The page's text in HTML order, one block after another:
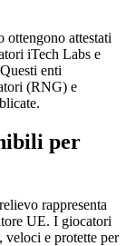
attestati
iTech Labs e
enti
(RNG) e
per
rappresenta
UE. I giocatori
veloci e protette per